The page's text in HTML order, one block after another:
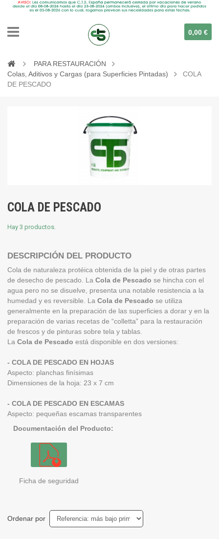
0,00 €
PARA RESTAURACIÓN
Colas, Aditivos y Cargas (para Superficies Pintadas)
COLA
DE PESCADO
COLA DE PESCADO
Hay 3 productos.
DESCRIPCIÓN DEL PRODUCTO
Cola de naturaleza protéica obtenida de la piel y de otras partes
de desecho de pescado. La Cola de Pescado se hincha con el
agua pero no se disuelve, presenta una notable resistencia a la
humedad y es reversible. La Cola de Pescado se utiliza
generalmente en la preparación de las superficies a dorar y en la
preparación de varias recetas de “colletta” para la restauración
de frescos y de pinturas sobre tela y tablas.
La Cola de Pescado está disponible en dos versiones:
- COLA DE PESCADO EN HOJAS
Aspecto: planchas finísimas
Dimensiones de la hoja: 23 x 7 cm
- COLA DE PESCADO EN ESCAMAS
Aspecto: pequeñas escamas transparentes
Documentación del Producto:
Ficha de seguridad
Ordenar por